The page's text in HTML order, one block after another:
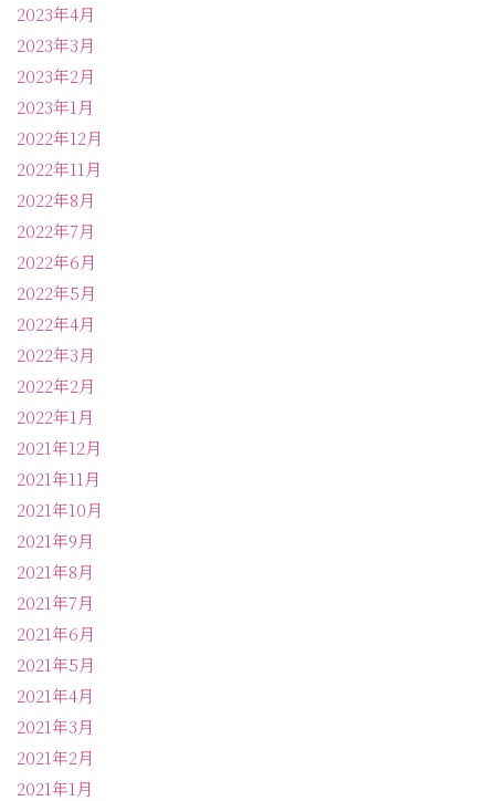
2023年4月
2023年3月
2023年2月
2023年1月
2022年12月
2022年11月
2022年8月
2022年7月
2022年6月
2022年5月
2022年4月
2022年3月
2022年2月
2022年1月
2021年12月
2021年11月
2021年10月
2021年9月
2021年8月
2021年7月
2021年6月
2021年5月
2021年4月
2021年3月
2021年2月
2021年1月